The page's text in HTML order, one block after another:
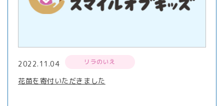
2022.11.04 リラのいえ
花苗を寄付いただきました